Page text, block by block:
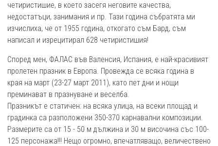
четиристишие, в което засегя неговите качества,
недостатъци, занимания и пр. Тази година събратята ми
изчислиха, че от 1955 година, откогато съм Бард, съм
написал и изрецитирал 628 четиристишия!
Според мен, ФАЛАС във Валенсия, Испания, е най-красивият
пролетен празник в Европа. Провежда се всяка година в
края на март (23-27 март 2011), като пет дни и нощи
преминават в празнуване и веселба.
Празникът е статичен: на всяка улица, на всеки площад и
градинка са разположени 350-370 карнавални композиции.
Размерите са от 15 - 50 м дължина и 30 м височина със 100-
125 персонажа!!! Нещо огромно, впечатляващо, величествено